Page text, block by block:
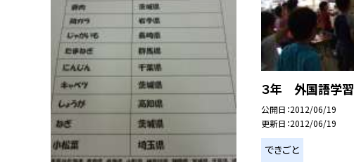
３年 外国語学習
公開日 2012/06/19
更新日 2012/06/19
できごと